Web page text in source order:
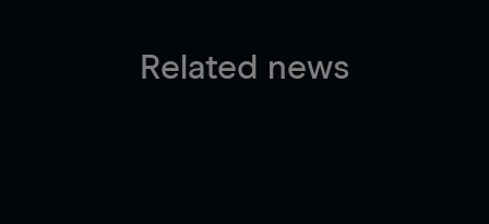
Related news